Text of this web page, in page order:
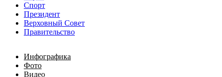
Спорт
Президент
Верховный Совет
Правительство
Инфографика
Фото
Видео